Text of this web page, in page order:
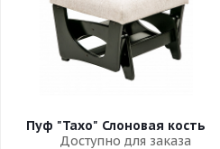
Пуф "Тахо" Слоновая кость
Доступно для заказа